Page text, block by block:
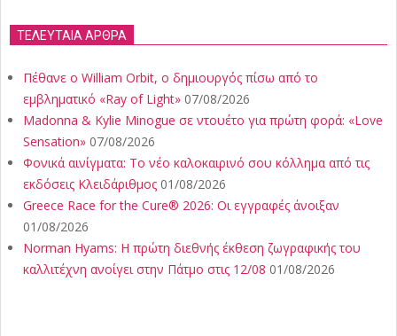
ΤΕΛΕΥΤΑΙΑ ΑΡΘΡΑ
Πέθανε ο William Orbit, ο δημιουργός πίσω από το
εμβληματικό «Ray of Light» 07/08/2026
Madonna & Kylie Minogue σε ντουέτο για πρώτη φορά: «Love
Sensation» 07/08/2026
Φονικά αινίγματα: Το νέο καλοκαιρινό σου κόλλημα από τις
εκδόσεις Κλειδάριθμος 01/08/2026
Greece Race for the Cure® 2026: Οι εγγραφές άνοιξαν
01/08/2026
Norman Hyams: Η πρώτη διεθνής έκθεση ζωγραφικής του
καλλιτέχνη ανοίγει στην Πάτμο στις 12/08 01/08/2026